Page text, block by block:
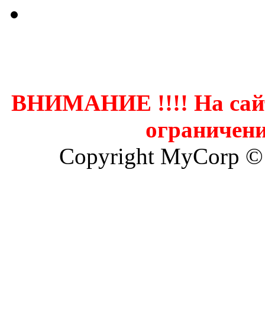
ВНИМАНИЕ !!!! На
Copyright MyCorp